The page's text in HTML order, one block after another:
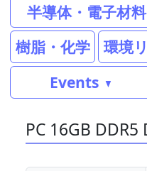
半導体・電子材料
樹脂・化学
環境
Events
PC 16GB DDR5